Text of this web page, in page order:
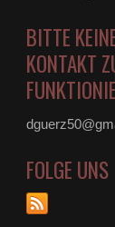
BITTE
KONTAKT
FOLGE UNS